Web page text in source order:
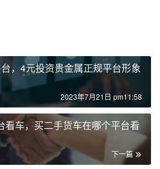
，4元投资贵金属正规平台形象
2023年7月21日 pm11:58
看车，买二手货车在哪个平台看
下一篇